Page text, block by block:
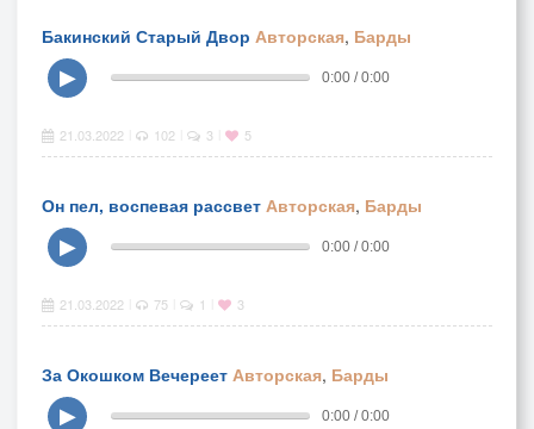
Бакинский Старый Двор Авторская, Барды
▶
0:00 / 0:00
21.03.2022 102 3 5
Он пел, воспевая рассвет Авторская, Барды
▶
0:00 / 0:00
21.03.2022 75 1 3
За Окошком Вечереет Авторская, Барды
▶
0:00 / 0:00